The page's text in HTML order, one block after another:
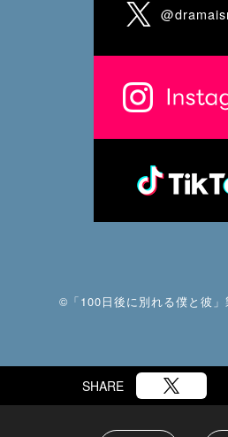
©「100日後に別れる僕と彼」
SHARE